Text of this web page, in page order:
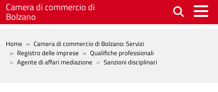
Salta al contenuto principale
Camera di commercio di
Bolzano
BREADCRUMB
Home
Camera di commercio di Bolzano: Servizi
Registro delle imprese
Qualifiche professionali
Agente di affari mediazione
Sanzioni disciplinari